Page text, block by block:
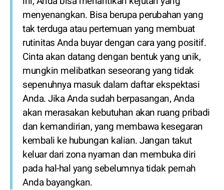
menyenangkan. Bisa berupa perubahan yang
tak terduga atau pertemuan yang membuat
rutinitas Anda buyar dengan cara yang positif.
Cinta akan datang dengan bentuk yang unik,
mungkin melibatkan seseorang yang tidak
sepenuhnya masuk dalam daftar ekspektasi
Anda. Jika Anda sudah berpasangan, Anda
akan merasakan kebutuhan akan ruang pribadi
dan kemandirian, yang membawa kesegaran
kembali ke hubungan kalian. Jangan takut
keluar dari zona nyaman dan membuka diri
pada hal-hal yang sebelumnya tidak pernah
Anda bayangkan.